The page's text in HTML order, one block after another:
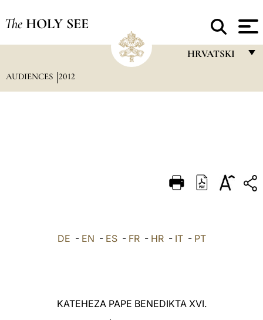
The HOLY SEE
HRVATSKI
DEUTSCH
العربيّة
AUDIENCES 2012
DE - EN - ES- FR- HR- IT- PT
KATEHEZA PAPE BENEDIKTA XVI.